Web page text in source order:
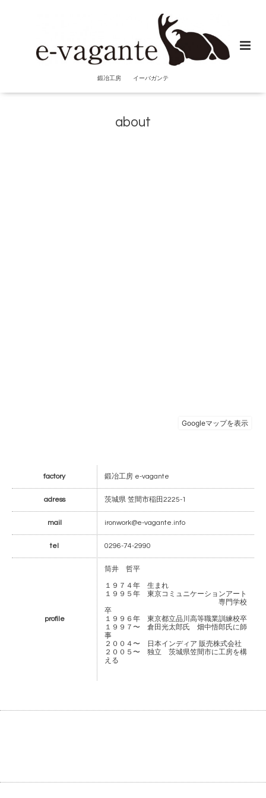
鍛冶工房 イーバガンテ
about
factory 鍛冶工房 e-vagante
adress 茨城県 笠間市稲田2225-1
mail ironwork@e-vagante.info
tel 0296-74-2990
profile
筒井 哲平
１９７４年 生まれ
１９９５年 東京コミュニケーションアート
専門学校
卒
１９９６年 東京都立品川高等職業訓練校卒
１９９７〜 倉田光太郎氏 畑中悟郎氏に師
事
２００４〜 日本インディア 販売株式会社
２００５〜 独立 茨城県笠間市に工房を構
える